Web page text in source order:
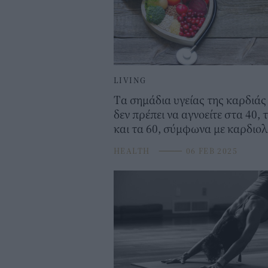
LIVING
Tα σημάδια υγείας της
δεν πρέπει να αγνοείτε στα 40,
και τα 60, σύμφωνα με
HEALTH ⸻ 06 FEB 2025